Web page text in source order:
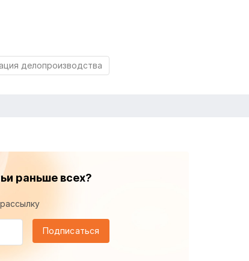
делопроизводства
раньше всех?
Подписаться